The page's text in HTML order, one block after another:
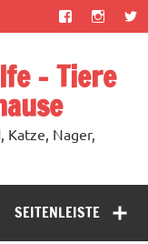
– Tiere
Nager,
SEITENLEISTE